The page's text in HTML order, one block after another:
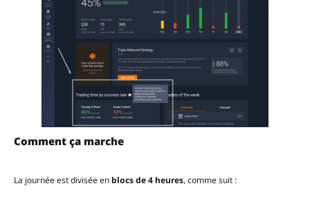
Comment ça marche
La journée est divisée enblocs de 4 heures, comme suit :